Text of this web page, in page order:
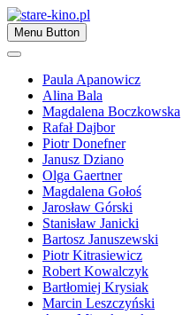
Skip
to
content
stare-kino.pl
Zapraszamy
Menu Button
Paula Apanowicz
Alina Bala
Magdalena Boczkowska
Rafał Dajbor
Piotr Donefner
Janusz Dziano
Olga Gaertner
Magdalena Gołoś
Jarosław Górski
Stanisław Janicki
Bartosz Januszewski
Piotr Kitrasiewicz
Robert Kowalczyk
Bartłomiej Krysiak
Marcin Leszczyński